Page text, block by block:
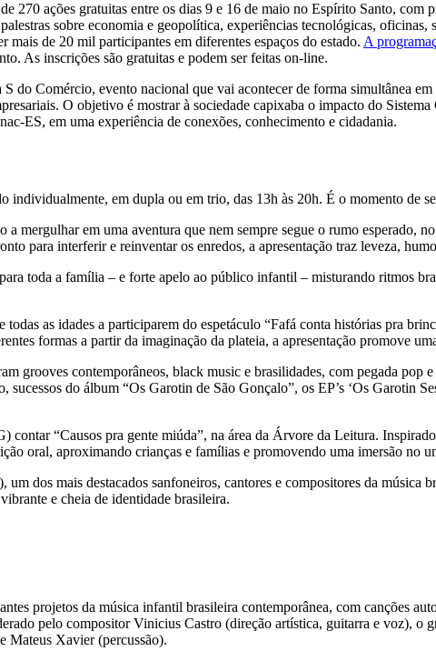
270 ações gratuitas entre os dias 9 e 16 de maio no Espírito Santo,
sobre economia e geopolítica, experiências tecnológicas,
de 20 mil participantes em diferentes espaços do estado. A
As inscrições são gratuitas e podem ser feitas on-line.
do Comércio, evento nacional que vai acontecer de forma simultânea
O objetivo é mostrar à sociedade capixaba o impacto do
ES, em uma experiência de conexões, conhecimento e cidadania.
individualmente, em dupla ou em trio, das 13h às 20h. É o momento de
em uma aventura que nem sempre segue o rumo esperado,
para interferir e reinventar os enredos, a apresentação traz leveza,
toda a família – e forte apelo ao público infantil – misturando ritmos
as idades a participarem do espetáculo “Fafá conta histórias pra
formas a partir da imaginação da plateia, a apresentação promove
grooves contemporâneos, black music e brasilidades, com pegada pop
do álbum “Os Garotin de São Gonçalo”, os EP’s ‘Os Garotin
“Causos pra gente miúda”, na área da Árvore da Leitura.
oral, aproximando crianças e famílias e promovendo uma imersão no
dos mais destacados sanfoneiros, cantores e compositores da música
e cheia de identidade brasileira.
projetos da música infantil brasileira contemporânea, com canções
pelo compositor Vinicius Castro (direção artística, guitarra e voz),
Mateus Xavier (percussão).